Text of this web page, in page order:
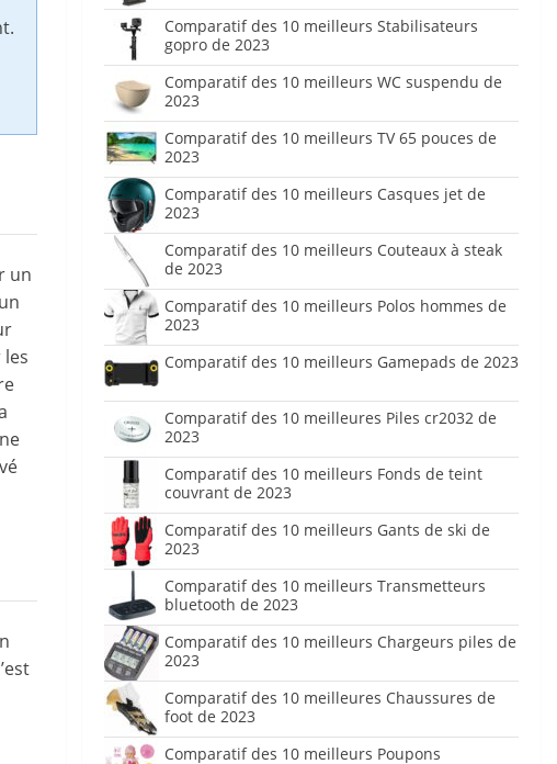
un
Comparatif des 10 meilleurs Stabilisateurs
gopro de 2023
Comparatif des 10 meilleurs WC suspendu de
2023
Comparatif des 10 meilleurs TV 65 pouces de
2023
Comparatif des 10 meilleurs Casques jet de
2023
Comparatif des 10 meilleurs Couteaux à steak
de 2023
Comparatif des 10 meilleurs Polos hommes de
2023
Comparatif des 10 meilleurs Gamepads de 2023
Comparatif des 10 meilleures Piles cr2032 de
2023
Comparatif des 10 meilleurs Fonds de teint
couvrant de 2023
Comparatif des 10 meilleurs Gants de ski de
2023
Comparatif des 10 meilleurs Transmetteurs
bluetooth de 2023
Comparatif des 10 meilleurs Chargeurs piles de
2023
Comparatif des 10 meilleures Chaussures de
foot de 2023
Comparatif des 10 meilleurs Poupons